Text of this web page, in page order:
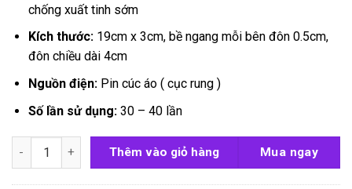
chống xuất tinh sớm
Kích thước:19cm x 3cm, bề ngang mỗi bên đôn 0.5cm,
đôn chiều dài 4cm
Nguồn điện: Pin cúc áo ( cục rung )
Số lần sử dụng:30 – 40 lần
Bao đôn dên Lovetoy Pleasure X-tender Brown số lượng
Thêm vào giỏ hàng Mua ngay